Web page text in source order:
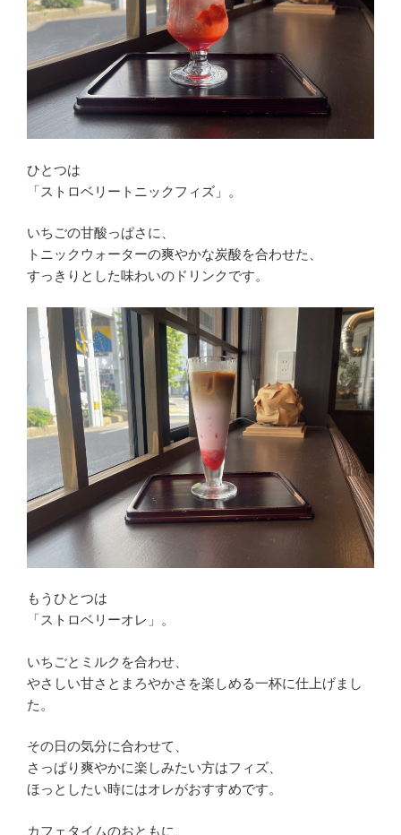
ひとつは
「ストロベリートニックフィズ」。
いちごの甘酸っぱさに、
トニックウォーターの爽やかな炭酸を合わせた、
すっきりとした味わいのドリンクです。
もうひとつは
「ストロベリーオレ」。
いちごとミルクを合わせ、
やさしい甘さとまろやかさを楽しめる一杯に仕上げまし
た。
その日の気分に合わせて、
さっぱり爽やかに楽しみたい方はフィズ、
ほっとしたい時にはオレがおすすめです。
カフェタイムのおともに、